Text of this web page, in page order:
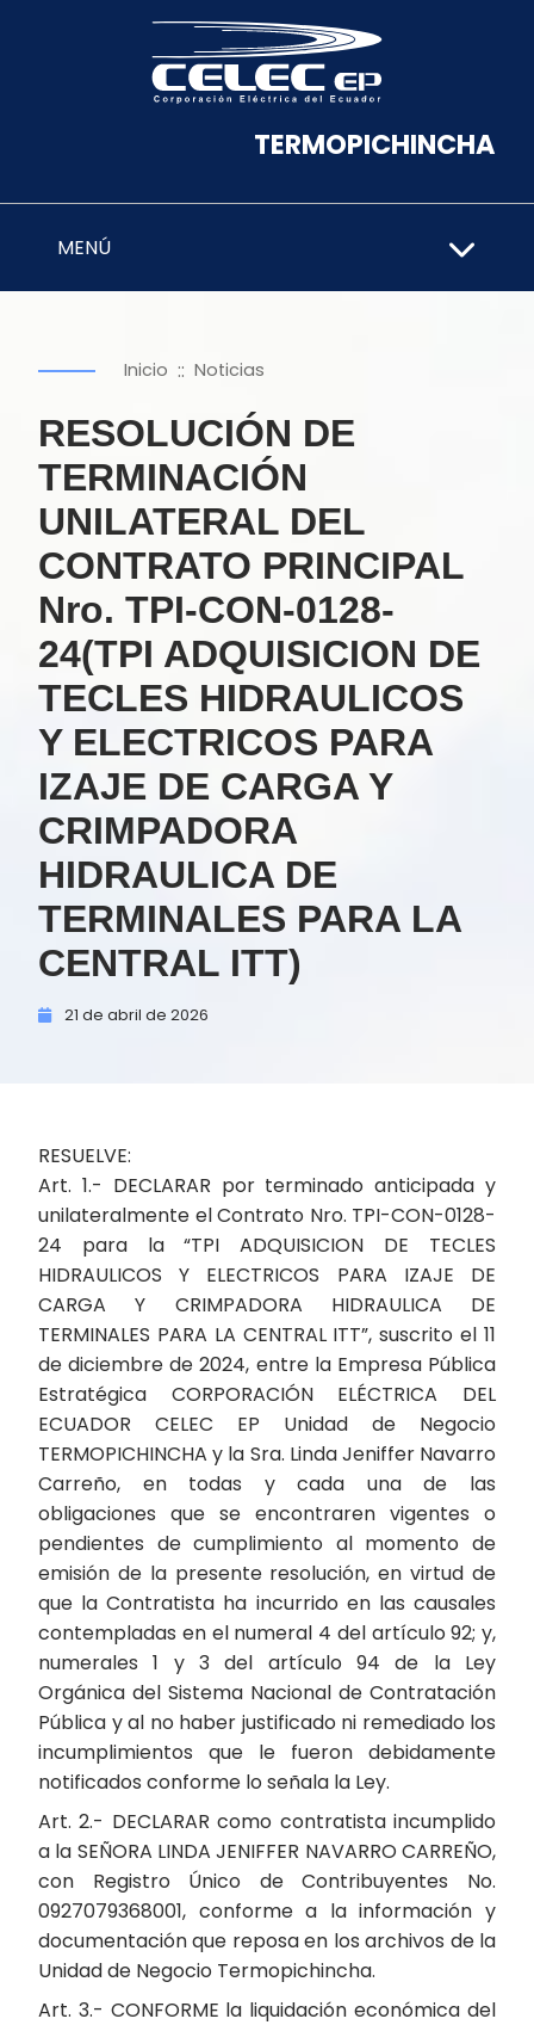
TERMOPICHINCHA
MENÚ
Inicio :: Noticias
RESOLUCIÓN DE
TERMINACIÓN
UNILATERAL DEL
CONTRATO PRINCIPAL
Nro. TPI-CON-0128-
24(TPI ADQUISICION DE
TECLES HIDRAULICOS
Y ELECTRICOS PARA
IZAJE DE CARGA Y
CRIMPADORA
HIDRAULICA DE
TERMINALES PARA LA
CENTRAL ITT)
21 de abril de 2026
RESUELVE:
Art. 1.- DECLARAR por terminado anticipada y
unilateralmente el Contrato Nro. TPI-CON-0128-
24 para la “TPI ADQUISICION DE TECLES
HIDRAULICOS Y ELECTRICOS PARA IZAJE DE
CARGA Y CRIMPADORA HIDRAULICA DE
TERMINALES PARA LA CENTRAL ITT”, suscrito el 11
de diciembre de 2024, entre la Empresa Pública
Estratégica CORPORACIÓN ELÉCTRICA DEL
ECUADOR CELEC EP Unidad de Negocio
TERMOPICHINCHA y la Sra. Linda Jeniffer Navarro
Carreño, en todas y cada una de las
obligaciones que se encontraren vigentes o
pendientes de cumplimiento al momento de
emisión de la presente resolución, en virtud de
que la Contratista ha incurrido en las causales
contempladas en el numeral 4 del artículo 92; y,
numerales 1 y 3 del artículo 94 de la Ley
Orgánica del Sistema Nacional de Contratación
Pública y al no haber justificado ni remediado los
incumplimientos que le fueron debidamente
notificados conforme lo señala la Ley.
Art. 2.- DECLARAR como contratista incumplido
a la SEÑORA LINDA JENIFFER NAVARRO CARREÑO,
con Registro Único de Contribuyentes No.
0927079368001, conforme a la información y
documentación que reposa en los archivos de la
Unidad de Negocio Termopichincha.
Art. 3.- CONFORME la liquidación económica del